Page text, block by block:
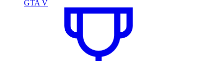
GTA V